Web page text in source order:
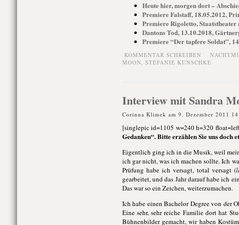
Heute hier, morgen dort –
Premiere Falstaff, 18.05.2012,
Premiere Rigoletto,
Dantons Tod, 13.10.2018,
Premiere “Der tapfere Soldat”,
KOMMENTAR SCHREIBEN
MOON, STEFANIE KUNSCHKE
Interview mit Sandra
Corinna Klimek am 9. Dezember 2011
[singlepic id=1105 w=240 h=320
Gedanken“. Bitte erzählen Sie uns doch
Eigentlich ging ich in die Musik, weil
ich gar nicht, was ich machen sollte. Ich
Prüfung habe ich versagt, total versagt (
gearbeitet, und das Jahr darauf habe ich
Das war so ein Zeichen, weiterzumachen.
Ich habe einen Bachelor Degree von der
Eine sehr, sehr reiche Familie dort hat
Bühnenbilder gemacht, wir haben